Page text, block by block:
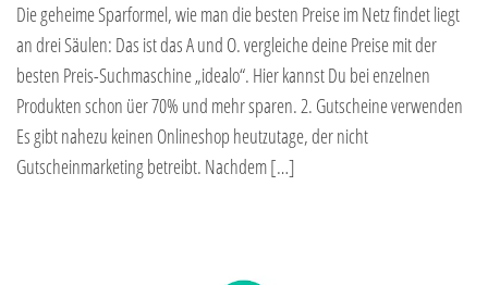
Die geheime Sparformel, wie man die besten Preise im Netz findet liegt
an drei Säulen: Das ist das A und O. vergleiche deine Preise mit der
besten Preis-Suchmaschine „idealo“. Hier kannst Du bei enzelnen
Produkten schon üer 70% und mehr sparen. 2. Gutscheine verwenden
Es gibt nahezu keinen Onlineshop heutzutage, der nicht
Gutscheinmarketing betreibt. Nachdem […]